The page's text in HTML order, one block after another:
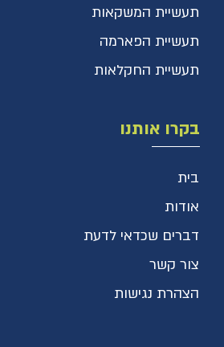
תעשיית המשקאות
תעשיית הפארמה
תעשיית החקלאות
בקרו אותנו
בית
אודות
דברים שכדאי לדעת
צור קשר
הצהרת נגישות